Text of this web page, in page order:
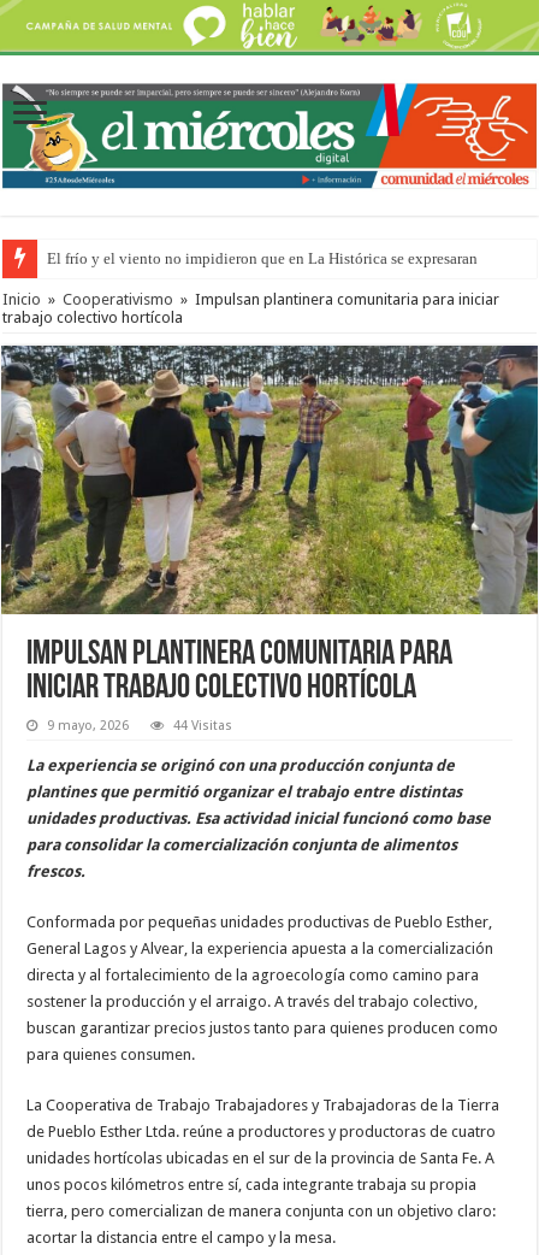
El frío y el viento no impidieron que en La Histórica se expresaran
Inicio » Cooperativismo » Impulsan plantinera comunitaria para iniciar
trabajo colectivo hortícola
Impulsan plantinera comunitaria para
iniciar trabajo colectivo hortícola
9 mayo, 2026 44 Visitas
La experiencia se originó con una producción conjunta de
plantines que permitió organizar el trabajo entre distintas
unidades productivas. Esa actividad inicial funcionó como base
para consolidar la comercialización conjunta de alimentos
frescos.
Conformada por pequeñas unidades productivas de Pueblo Esther,
General Lagos y Alvear, la experiencia apuesta a la comercialización
directa y al fortalecimiento de la agroecología como camino para
sostener la producción y el arraigo. A través del trabajo colectivo,
buscan garantizar precios justos tanto para quienes producen como
para quienes consumen.
La Cooperativa de Trabajo Trabajadores y Trabajadoras de la Tierra
de Pueblo Esther Ltda. reúne a productores y productoras de cuatro
unidades hortícolas ubicadas en el sur de la provincia de Santa Fe. A
unos pocos kilómetros entre sí, cada integrante trabaja su propia
tierra, pero comercializan de manera conjunta con un objetivo claro:
acortar la distancia entre el campo y la mesa.